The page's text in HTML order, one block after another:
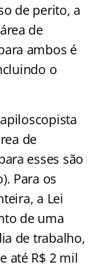
de perito, a
de
ambos é
o
de
esses são
Para os
a Lei
de uma
de trabalho,
até R$ 2 mil